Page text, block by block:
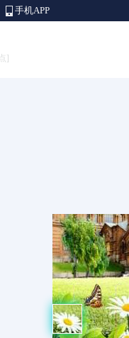
手机APP
]